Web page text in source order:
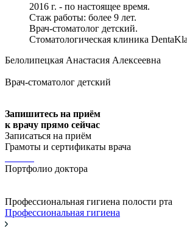
2016 г. - по настоящее время.
Стаж работы: более 9 лет.
Врач-стоматолог детский.
Стоматологическая клиника
Белолипецкая Анастасия Алексеевна
Врач-стоматолог детский
Запишитесь на приём
к врачу прямо сейчас
Записаться на приём
Грамоты и сертификаты врача
Портфолио доктора
Профессиональная гигиена полости рта
Профессиональная гигиена